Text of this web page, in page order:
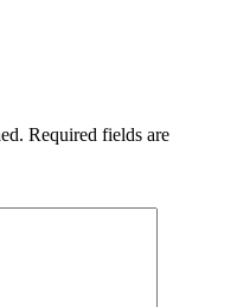
Required fields are